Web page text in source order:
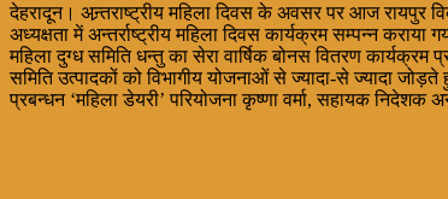
देहरादून। अन्र्तराष्ट्रीय महिला दिवस के अवसर पर आज रायपुर
अध्यक्षता में अन्तर्राष्ट्रीय महिला दिवस कार्यक्रम सम्पन्न
महिला दुग्ध समिति धन्तु का सेरा वार्षिक बोनस वितरण
समिति उत्पादकों को विभागीय योजनाओं से ज्यादा-से ज्यादा
प्रबन्धन ‘महिला डेयरी’ परियोजना कृष्णा वर्मा, सहायक